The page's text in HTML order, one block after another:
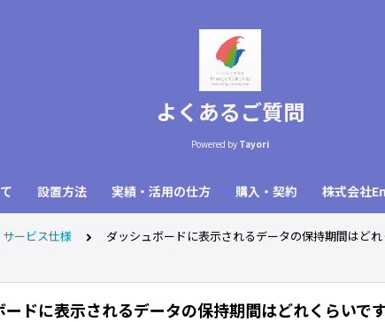
よくあるご質問
Powered by Tayori
設置方法 実績・活用の仕方 購入・契約 株式会社
ービス仕様 ダッシュボードに表示されるデータの保持期間はどれ
ードに表示されるデータの保持期間はどれくらいで